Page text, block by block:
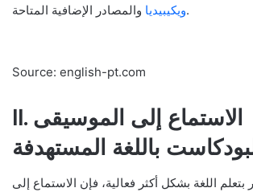
ويكيبيدياوالمصادر الإضافية المتاحة.
Source: english-pt.com
II. الاستماع إلى الموسيقى
باللغة المستهدفة
بتعلم اللغة بشكل أكثر فعالية، فإن الاستماع إلى